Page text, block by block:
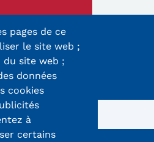
pages de ce
le site web ;
site web ;
données
cookies
à
certains